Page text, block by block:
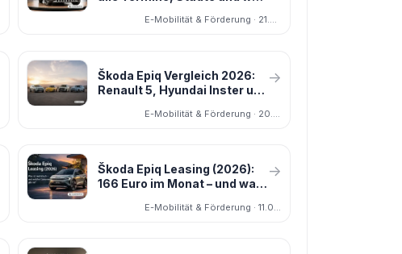
E-Mobilität & Förderung · 21.07.2026
Škoda Epiq Vergleich 2026:
Renault 5, Hyundai Inster und
→
Škoda Epiq Leasing (2026):
166 Euro im Monat – und was
→